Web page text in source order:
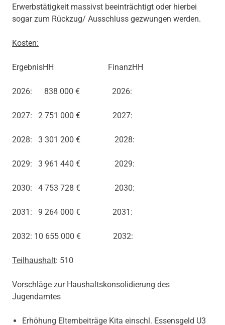
Erwerbstätigkeit massivst beeinträchtigt oder hierbei
sogar zum Rückzug/ Ausschluss gezwungen werden.
Kosten:
ErgebnisHH FinanzHH
2026: 838 000 € 2026:
2027: 2 751 000 € 2027:
2028: 3 301 200 € 2028:
2029: 3 961 440 € 2029:
2030: 4 753 728 € 2030:
2031: 9 264 000 € 2031:
2032: 10 655 000 € 2032:
Teilhaushalt: 510
Vorschläge zur Haushaltskonsolidierung des
Jugendamtes
Erhöhung Elternbeiträge Kita einschl. Essensgeld U3